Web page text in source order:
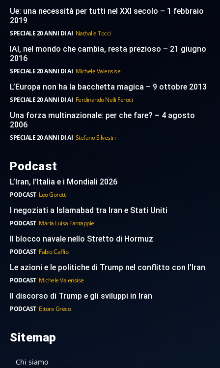
Ue: una necessità per tutti nel XXI secolo – 1 febbraio
2019
SPECIALE 20 ANNI DI AI Nathalie Tocci
IAI, nel mondo che cambia, resta prezioso – 21 giugno
2016
SPECIALE 20 ANNI DI AI Michele Valensise
L’Europa non ha la bacchetta magica – 9 ottobre 2013
SPECIALE 20 ANNI DI AI Ferdinando Nelli Feroci
Una forza multinazionale: per che fare? – 4 agosto
2006
SPECIALE 20 ANNI DI AI Stefano Silvestri
Podcast
L’Iran, l’Italia e i Mondiali 2026
PODCAST Leo Goretti
I negoziati a Islamabad tra Iran e Stati Uniti
PODCAST Maria Luisa Fantappie
Il blocco navale nello Stretto di Hormuz
PODCAST Fabio Caffio
Le azioni e le politiche di Trump nel conflitto con l’Iran
PODCAST Michele Valensise
Il discorso di Trump e gli sviluppi in Iran
PODCAST Ettore Greco
Sitemap
Chi siamo